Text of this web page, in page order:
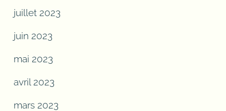
juillet 2023
juin 2023
mai 2023
avril 2023
mars 2023